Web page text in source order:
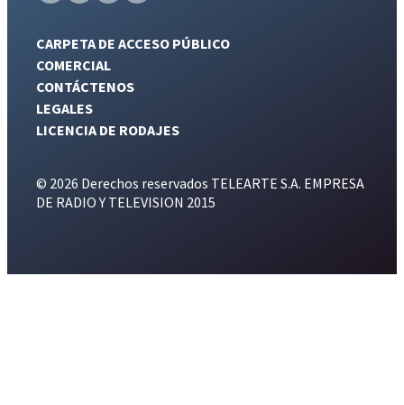
CARPETA DE ACCESO PÚBLICO
COMERCIAL
CONTÁCTENOS
LEGALES
LICENCIA DE RODAJES
© 2026 Derechos reservados TELEARTE S.A. EMPRESA
DE RADIO Y TELEVISION 2015